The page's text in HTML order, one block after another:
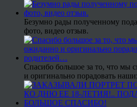
Безумно рады полученному
фото, видео отзыв.
Спасибо большое за то, что мы
и оригинально порадовать